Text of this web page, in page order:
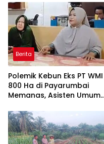
Kesehatan Gratis
Berita
Polemik Kebun Eks PT WMI
800 Ha di Payarumbai
Memanas, Asisten Umum
Tantang Presiden Prabowo